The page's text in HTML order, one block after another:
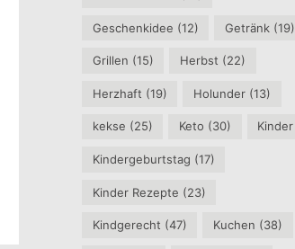
Geschenkidee (12) Getränk (19)
Grillen (15) Herbst (22)
Herzhaft (19) Holunder (13)
kekse (25) Keto (30) Kinder
Kindergeburtstag (17)
Kinder Rezepte (23)
Kindgerecht (47) Kuchen (38)